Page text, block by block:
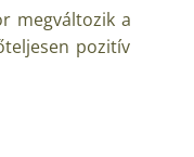
megváltozik a
pozitív